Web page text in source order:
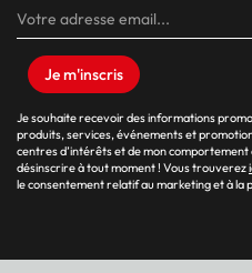
Je m'inscris
Je souhaite recevoir des informations
produits, services, événements et
centres d’intérêts et de mon comportement
désinscrire à tout moment ! Vous trouverez
le consentement relatif au marketing et à la